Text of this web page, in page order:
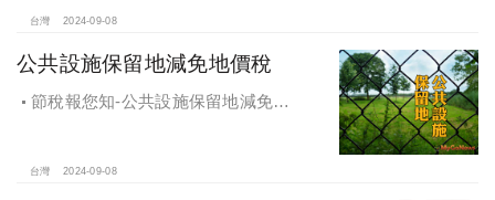
記，適用自住用稅率
台灣 2024-09-08
公共設施保留地減免地價稅
節稅報您知-公共設施保留地減免地
台灣 2024-09-08